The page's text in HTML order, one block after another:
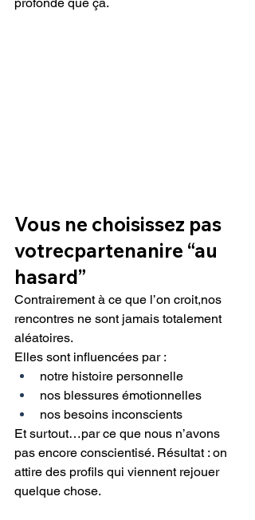
Vous ne choisissez pas
votrecpartenanire “au
hasard”
Contrairement à ce que l’on croit,nos
rencontres ne sont jamais totalement
aléatoires.
Elles sont influencées par :
notre histoire personnelle
nos blessures émotionnelles
nos besoins inconscients
Et surtout…par ce que nous n’avons
pas encore conscientisé. Résultat : on
attire des profils qui viennent rejouer
quelque chose.